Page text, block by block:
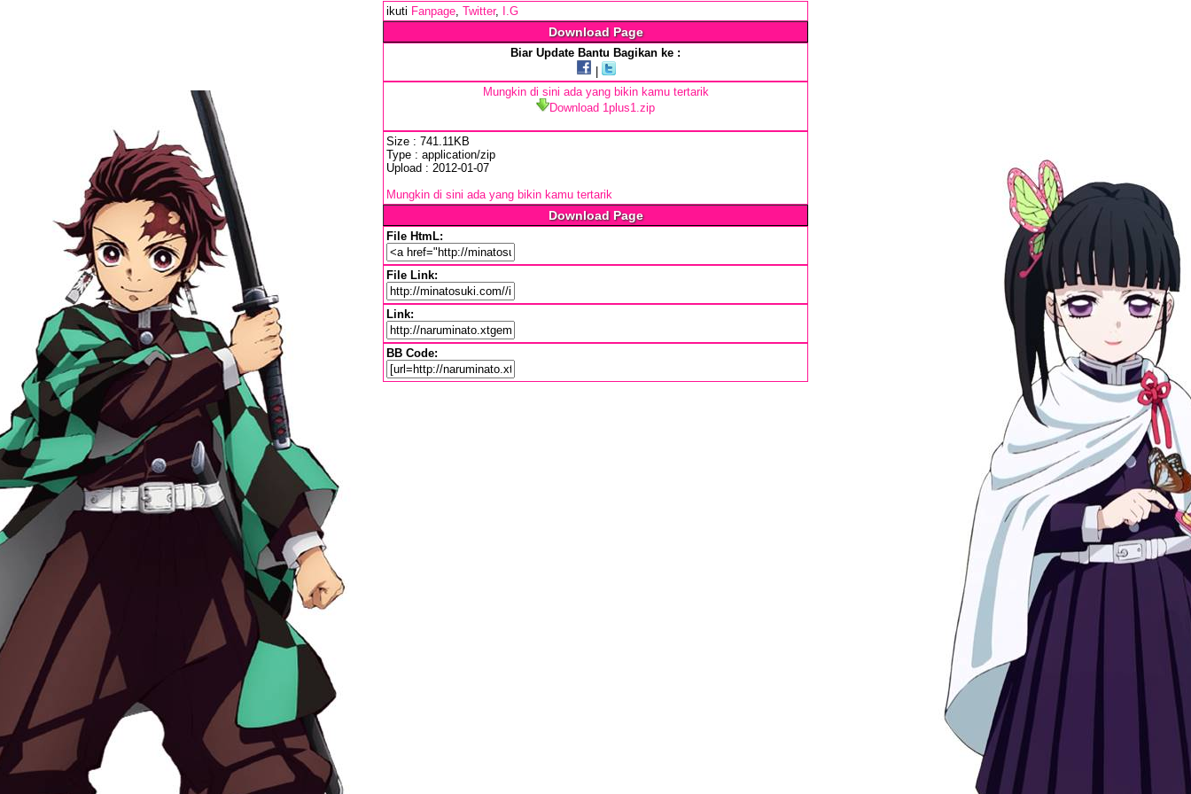
ikuti Fanpage, Twitter, I.G
Download Page
Biar Update Bantu Bagikan ke :
Mungkin di sini ada yang bikin kamu tertarik
Download 1plus1.zip
Size : 741.11KB
Type : application/zip
Upload : 2012-01-07
Mungkin di sini ada yang bikin kamu tertarik
Download Page
File HtmL:
File Link:
Link:
BB Code: